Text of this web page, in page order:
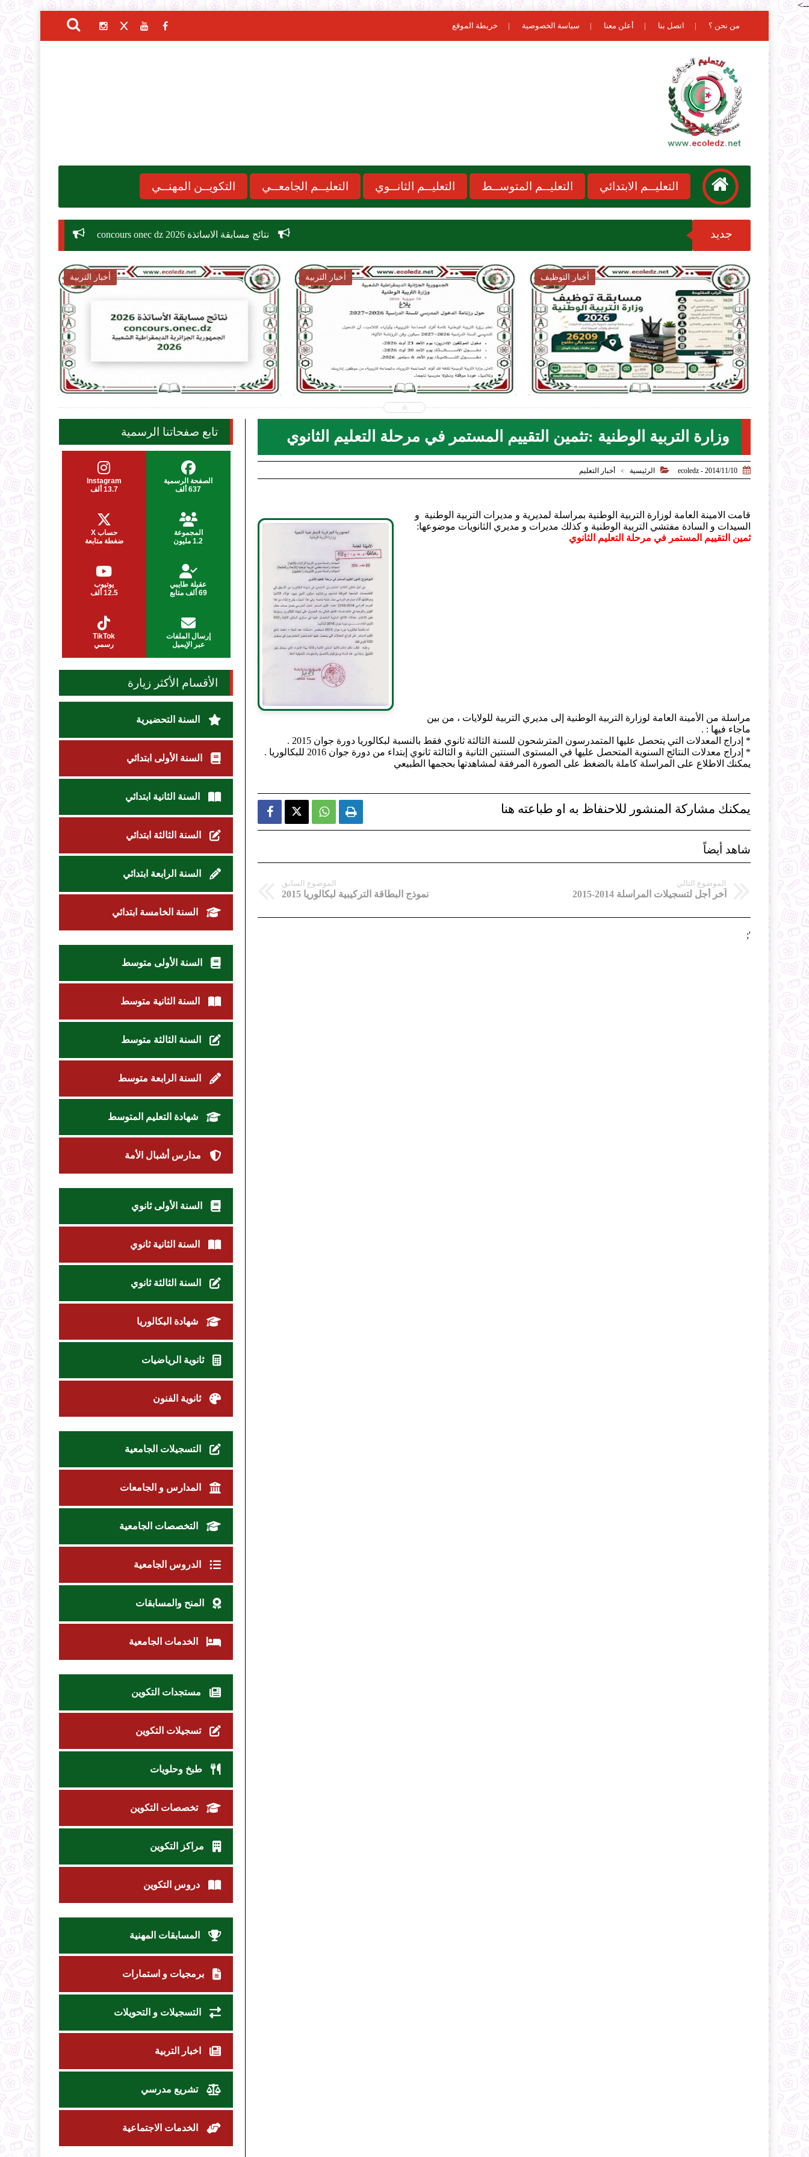
-->
من نحن ؟ اتصل بنا أعلن معنا سياسة الخصوصية خريطة الموقع
التعليــم الابتدائي التعليــم المتوســط التعليــم الثانــوي التعليــم الجامعــي التكويــن المهنــي
جديد نتائج مسابقة الاساتذة 2026 concours onec dz موعد الدخول المدرسي 2026-2027
2026-08-06
ecoledz.net
أخبار التربية
2026-07-31
ecoledz.net
أخبار التوظيف
2026-07-28
ecoledz.net
أخبار التربية

وزارة التربية الوطنية :تثمين التقييم المستمر في مرحلة التعليم الثانوي

2014/11/10 - ecoledz
 الرئيسية > أخبار التعليم
قامت الامينة العامة لوزارة التربية الوطنية بمراسلة لمديرية و مديرات التربية الوطنية و
السيدات و السادة مفتشي التربية الوطنية و كذلك مديرات و مديري الثانويات موضوعها:
ثمين التقييم المستمر في مرحلة التعليم الثانوي
مراسلة من الأمينة العامة لوزارة التربية الوطنية إلى مديري التربية للولايات ، من بين
ماجاء فيها : .
* إدراج المعدلات التي يتحصل عليها المتمدرسون المترشحون للسنة الثالثة ثانوي فقط بالنسبة لبكالوريا دورة جوان 2015 .
* إدراج معدلات النتائج السنوية المتحصل عليها في المستوى السنتين الثانية و الثالثة ثانوي إبتداء من دورة جوان 2016 للبكالوريا .
يمكنك الاطلاع على المراسلة كاملة بالضغط على الصورة المرفقة لمشاهدتها بحجمها الطبيعي
يمكنك مشاركة المنشور للاحنفاظ به او طباعته هنا   
شاهد أيضاً
الموضوع التالي
آخر أجل لتسجيلات المراسلة 2014-2015
الموضوع السابق
نموذج البطاقة التركيبية لبكالوريا 2015
';
تابع صفحاتنا الرسمية
الصفحة الرسمية
637 ألف
Instagram
13.7 ألف
المجموعة
1.2 مليون
حساب X
ضغطة متابعة
عقيلة طايبي
69 ألف متابع
يوتيوب
12.5 ألف
إرسال الملفات
عبر الإيميل
TikTok
رسمي
الأقسام الأكثر زيارة
السنة التحضيرية
السنة الأولى ابتدائي
السنة الثانية ابتدائي
السنة الثالثة ابتدائي
السنة الرابعة ابتدائي
السنة الخامسة ابتدائي
السنة الأولى متوسط
السنة الثانية متوسط
السنة الثالثة متوسط
السنة الرابعة متوسط
شهادة التعليم المتوسط
مدارس أشبال الأمة
السنة الأولى ثانوي
السنة الثانية ثانوي
السنة الثالثة ثانوي
شهادة البكالوريا
ثانوية الرياضيات
ثانوية الفنون
التسجيلات الجامعية
المدارس و الجامعات
التخصصات الجامعية
الدروس الجامعية
المنح والمسابقات
الخدمات الجامعية
مستجدات التكوين
تسجيلات التكوين
طبخ وحلويات
تخصصات التكوين
مراكز التكوين
دروس التكوين
المسابقات المهنية
برمجيات و استمارات
التسجيلات و التحويلات
اخبار التربية
تشريع مدرسي
الخدمات الاجتماعية